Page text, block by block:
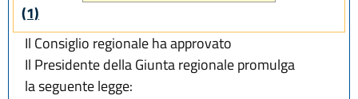
(1)
Il Consiglio regionale ha approvato
Il Presidente della Giunta regionale promulga
la seguente legge: